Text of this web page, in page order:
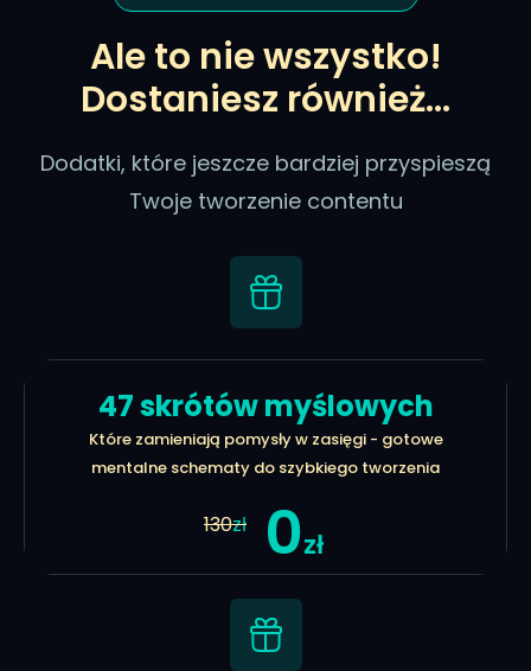
Ale to nie wszystko!
Dostaniesz również...
Dodatki, które jeszcze bardziej przyspieszą
Twoje tworzenie contentu
47 skrótów myślowych
Które zamieniają pomysły w zasięgi - gotowe
mentalne schematy do szybkiego tworzenia
130zł 0zł